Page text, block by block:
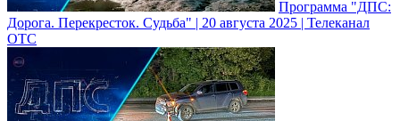
Программа "ДПС:
Дорога. Перекресток. Судьба" | 20 августа 2025 | Телеканал
ОТС